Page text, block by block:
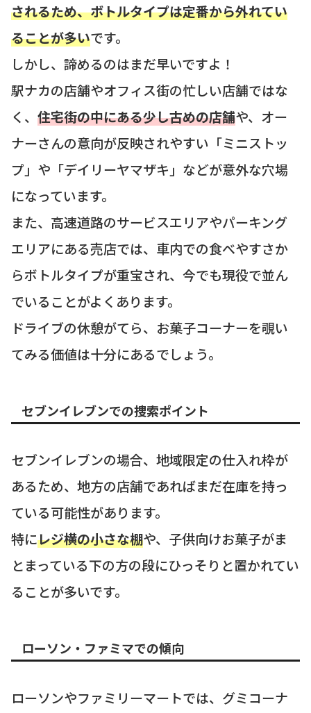
されるため、ボトルタイプは定番から外れてい
ることが多いです。
しかし、諦めるのはまだ早いですよ！
駅ナカの店舗やオフィス街の忙しい店舗ではな
く、 住宅街の中にある少し古めの店舗や、オー
ナーさんの意向が反映されやすい「ミニストッ
プ」や「デイリーヤマザキ」などが意外な穴場
になっています。
また、高速道路のサービスエリアやパーキング
エリアにある売店では、車内での食べやすさか
らボトルタイプが重宝され、今でも現役で並ん
でいることがよくあります。
ドライブの休憩がてら、お菓子コーナーを覗い
てみる価値は十分にあるでしょう。
セブンイレブンでの捜索ポイント
セブンイレブンの場合、地域限定の仕入れ枠が
あるため、地方の店舗であればまだ在庫を持っ
ている可能性があります。
特にレジ横の小さな棚や、子供向けお菓子がま
とまっている下の方の段にひっそりと置かれてい
ることが多いです。
ローソン・ファミマでの傾向
ローソンやファミリーマートでは、グミコーナ